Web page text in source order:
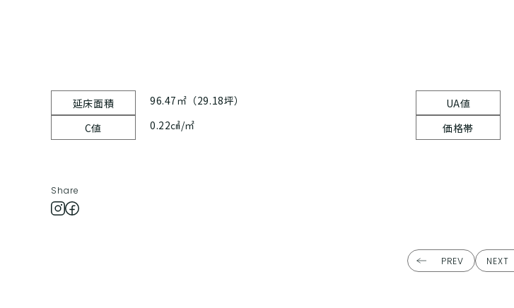
延床面積 96.47㎡（29.18坪） UA値
C値
0.22㎠/㎡ 価格帯
Share
PREV NEXT